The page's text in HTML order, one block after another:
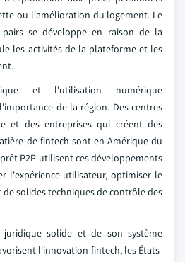
ou l'amélioration du logement. Le
se développe en raison de la
les activités de la plateforme et les
et l'utilisation numérique
de la région. Des centres
et des entreprises qui créent des
de fintech sont en Amérique du
P2P utilisent ces développements
l'expérience utilisateur, optimiser le
solides techniques de contrôle des
solide et de son système
l'innovation fintech, les États-